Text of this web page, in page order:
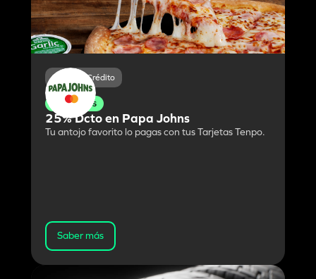
Débito y Crédito
Domingos
25% Dcto en Papa Johns
Tu antojo favorito lo pagas con tus Tarjetas Tenpo.
Saber más